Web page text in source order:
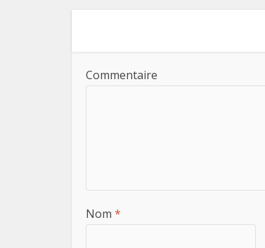
Commentaire
Nom *